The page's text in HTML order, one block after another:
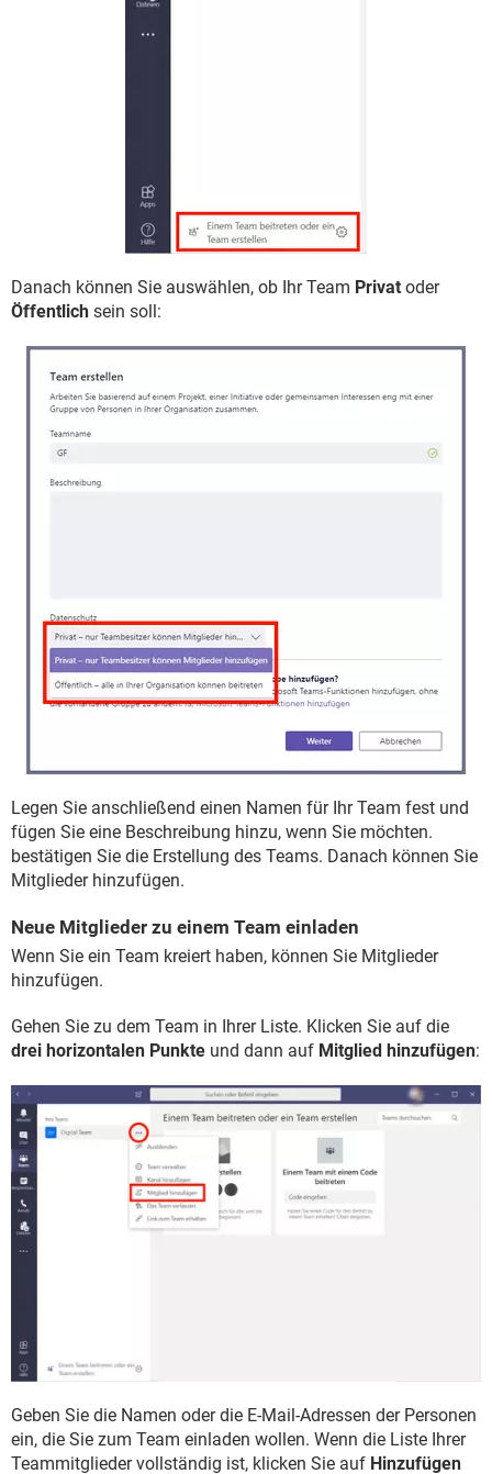
Danach können Sie auswählen, ob Ihr Team Privat oder
Öffentlich sein soll:
Legen Sie anschließend einen Namen für Ihr Team fest und
fügen Sie eine Beschreibung hinzu, wenn Sie möchten.
bestätigen Sie die Erstellung des Teams. Danach können Sie
Mitglieder hinzufügen.
Neue Mitglieder zu einem Team einladen
Wenn Sie ein Team kreiert haben, können Sie Mitglieder
hinzufügen.
Gehen Sie zu dem Team in Ihrer Liste. Klicken Sie auf die
drei horizontalen Punkte und dann auf Mitglied hinzufügen:
Geben Sie die Namen oder die E-Mail-Adressen der Personen
ein, die Sie zum Team einladen wollen. Wenn die Liste Ihrer
Teammitglieder vollständig ist, klicken Sie auf Hinzufügen